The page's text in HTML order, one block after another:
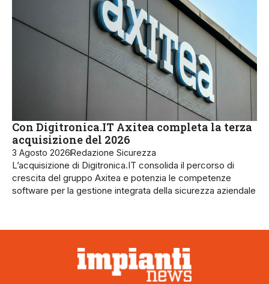
Con Digitronica.IT Axitea completa la terza
acquisizione del 2026
3 Agosto 2026Redazione Sicurezza
L’acquisizione di Digitronica.IT consolida il percorso di
crescita del gruppo Axitea e potenzia le competenze
software per la gestione integrata della sicurezza aziendale